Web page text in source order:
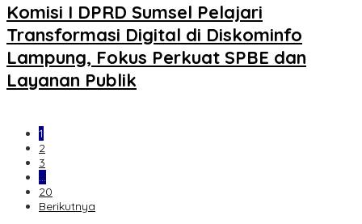
Komisi I DPRD Sumsel Pelajari
Transformasi Digital di Diskominfo
Lampung, Fokus Perkuat SPBE dan
Layanan Publik
1
2
3
…
20
Berikutnya